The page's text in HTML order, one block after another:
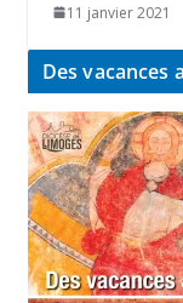
11 janvier 2021
Des vacances